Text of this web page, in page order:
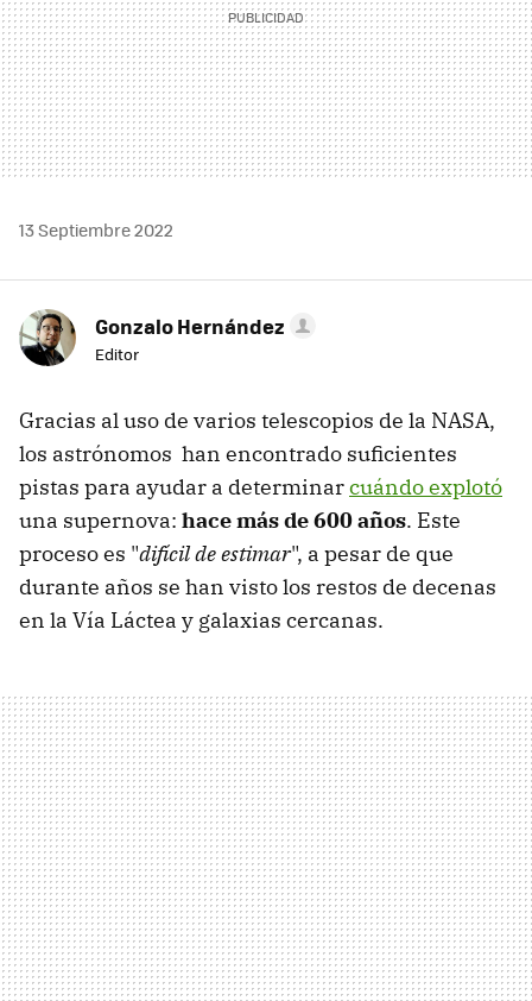
13 Septiembre 2022
Gonzalo Hernández
Editor
Gracias al uso de varios telescopios de la NASA,
los astrónomos han encontrado suficientes
pistas para ayudar a determinarcuándo explotó
una supernova: hace más de 600 años. Este
proceso es "difícil de estimar", a pesar de que
durante años se han visto los restos de decenas
en la Vía Láctea y galaxias cercanas.